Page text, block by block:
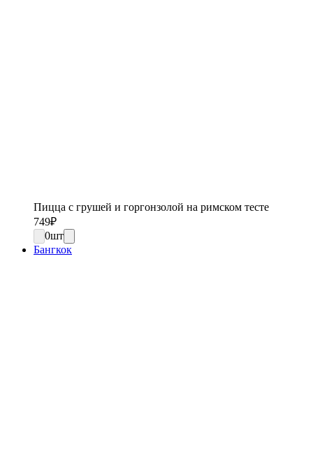
Пицца с грушей и горгонзолой на римском тесте
749₽
0шт
Бангкок